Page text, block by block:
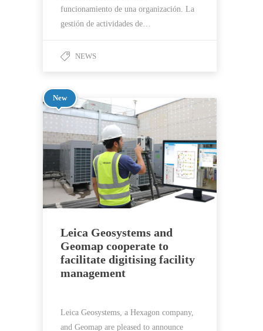
funcionamiento de una organización. La
gestión de actividades de…
NEWS
New
Leica Geosystems and
Geomap cooperate to
facilitate digitising facility
management
Leica Geosystems, a Hexagon company,
and Geomap are pleased to announce